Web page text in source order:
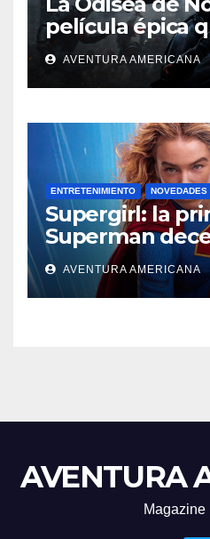
película épica
deslumbra
AVENTURA AMERICANA
ENTRETENIMIENTO NOVEDADES
Supergirl: la
Superman
regreso al cine
AVENTURA AMERICANA
AVENTURA
Magazine